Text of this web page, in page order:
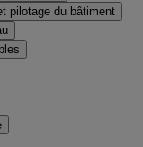
pilotage du bâtiment